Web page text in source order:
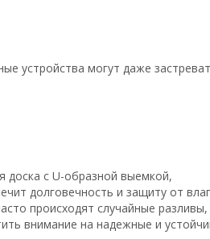
устройства могут даже
доска с U-образной выемкой,
долговечность и защиту от
происходят случайные разливы,
внимание на надежные и